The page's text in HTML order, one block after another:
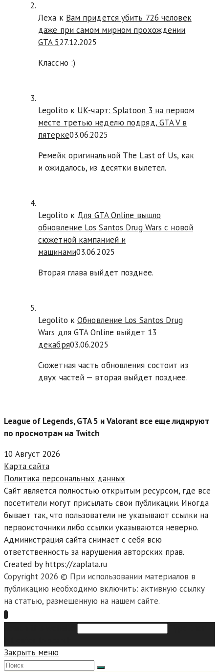
Леха к Вам придется убить 726 человек
даже при самом мирном прохождении
GTA 527.12.2025
Классно :)
Legolito к UK-чарт: Splatoon 3 на первом
месте третью неделю подряд, GTA V в
пятерке03.06.2025
Ремейк оригинальной The Last of Us, как
и ожидалось, из десятки вылетел.
Legolito к Для GTA Online вышло
обновление Los Santos Drug Wars с новой
сюжетной кампанией и
машинами03.06.2025
Вторая глава выйдет позднее.
Legolito кОбновление Los Santos Drug
Wars для GTA Online выйдет 13
декабря03.06.2025
Сюжетная часть обновления состоит из
двух частей — вторая выйдет позднее.
League of Legends, GTA 5 и Valorant все еще лидируют
по просмотрам на Twitch
10 Август 2026
Карта сайта
Политика персональных данных
Сайт является полностью открытым ресурсом, где все
посетители могут присылать свои публикации. Иногда
бывает так, что пользователи не указывают ссылки на
первоисточники либо ссылки указываются неверно.
Администрация сайта снимает с себя всю
ответственность за нарушения авторских прав.
Created by https://zaplata.ru
Copyright 2026 © При использовании материалов в
публикацию необходимо включить: активную ссылку
на статью, размещенную на нашем сайте.
Закрыть меню